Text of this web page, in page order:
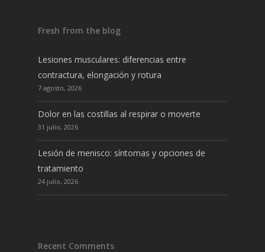
Fresh from the blog
Lesiones musculares: diferencias entre
contractura, elongación y rotura
7 agosto, 2026
Dolor en las costillas al respirar o moverte
31 julio, 2026
Lesión de menisco: síntomas y opciones de
tratamiento
24 julio, 2026
Recent Comments